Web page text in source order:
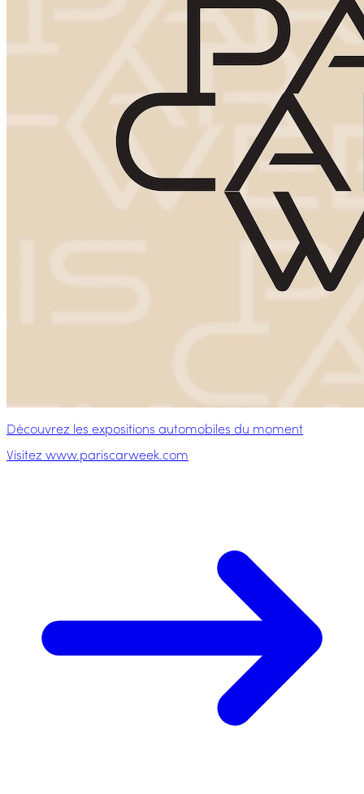
Découvrez les expositions automobiles du moment
Visitez www.pariscarweek.com